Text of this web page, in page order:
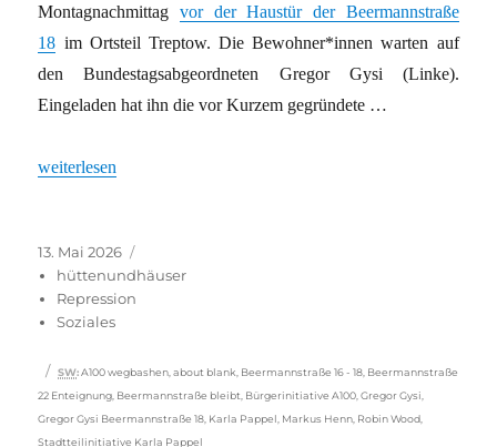
Montagnachmittagvor der Haustür der Beermannstraße
18 im Ortsteil Treptow. Die Bewohner*innen warten auf
den Bundestagsabgeordneten Gregor Gysi (Linke).
Eingeladen hat ihn die vor Kurzem gegründete …
„A100 in Berlin: Betontrasse frisst Wohnraum und Stadtnatur“
weiterlesen
Veröffentlicht
am
13. Mai 2026
hüttenundhäuser
Repression
Soziales
Schlagwörter
SW: A100 wegbashen ,about blank Beermannstraße 16 - 18 Beermannstraße
22 Enteignung Beermannstraße bleibt Bürgerinitiative A100 ,Gregor Gysi
Gregor Gysi Beermannstraße 18 Karla Pappel Markus Henn Robin Wood
Stadtteilinitiative Karla Pappel